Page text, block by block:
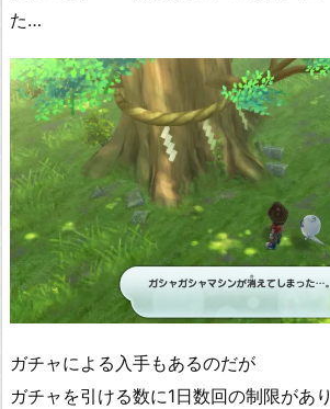
た…
ガチャによる入手もあるのだが
ガチャを引ける数に1日数回の制限があ